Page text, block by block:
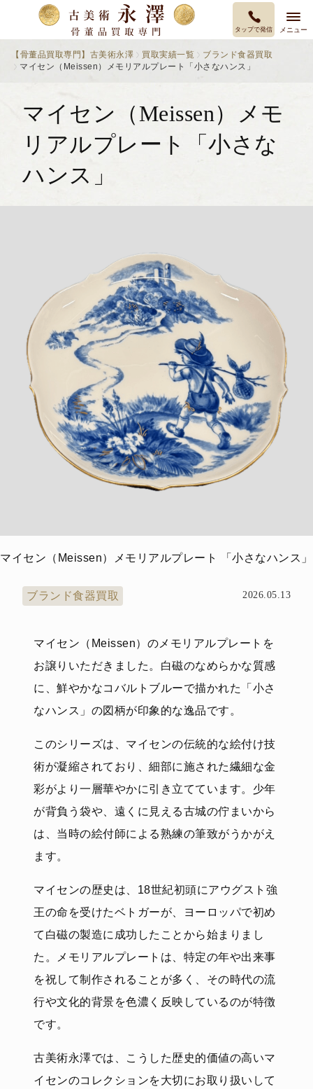
タップで発信 メニュー
【骨董品買取専門】古美術永澤 買取実績一覧
ブランド食器買取
マイセン（Meissen）メモリアルプレート「小さなハンス」
マイセン（Meissen）メモ
リアルプレート「小さな
ハンス」
マイセン（Meissen）メモリアルプレート 「小さなハンス」
ブランド食器買取 2026.05.13
マイセン（Meissen）のメモリアルプレートを
お譲りいただきました。白磁のなめらかな質感
に、鮮やかなコバルトブルーで描かれた「小さ
なハンス」の図柄が印象的な逸品です。
このシリーズは、マイセンの伝統的な絵付け技
術が凝縮されており、細部に施された繊細な金
彩がより一層華やかに引き立てています。少年
が背負う袋や、遠くに見える古城の佇まいから
は、当時の絵付師による熟練の筆致がうかがえ
ます。
マイセンの歴史は、18世紀初頭にアウグスト強
王の命を受けたベトガーが、ヨーロッパで初め
て白磁の製造に成功したことから始まりまし
た。メモリアルプレートは、特定の年や出来事
を祝して制作されることが多く、その時代の流
行や文化的背景を色濃く反映しているのが特徴
です。
古美術永澤では、こうした歴史的価値の高いマ
イセンのコレクションを大切にお取り扱いして